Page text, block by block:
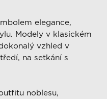
elegance,
Modely v klasickém
vzhled v
na setkání s
noblesu,